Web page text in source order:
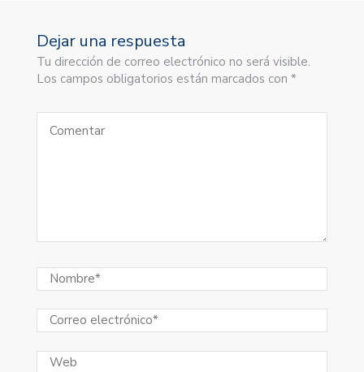
Dejar una respuesta
Tu dirección de correo electrónico no será visible.
Los campos obligatorios están marcados con *